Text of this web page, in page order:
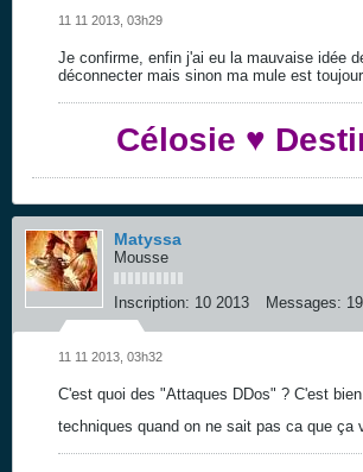
11 11 2013, 03h29
Je confirme, enfin j'ai eu la mauvaise idée
déconnecter mais sinon ma mule est
Célosie ♥
Matyssa
Mousse
Inscription: 10 2013 Messages:
11 11 2013, 03h32
C'est quoi des "Attaques DDos" ? C'est
techniques quand on ne sait pas ca que ça